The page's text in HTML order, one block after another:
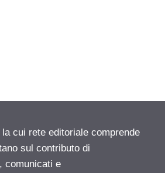
cui rete editoriale comprende
sul contributo di
comunicati e